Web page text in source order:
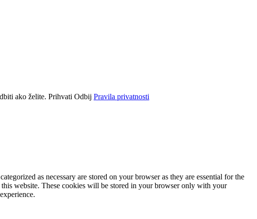
ako želite. Prihvati Odbij Pravila privatnosti
as necessary are stored on your browser as they are essential for the
website. These cookies will be stored in your browser only with your